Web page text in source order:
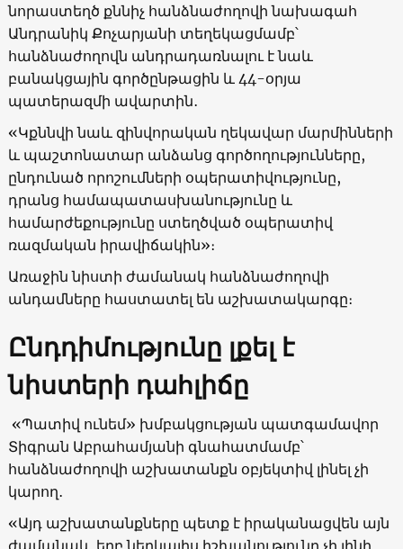
նորաստեղծ քննիչ հանձնաժողովի նախագահ
Անդրանիկ Քոչարյանի տեղեկացմամբ՝
հանձնաժողովն անդրադառնալու է նաև
բանակցային գործընթացին և 44-օրյա
պատերազմի ավարտին․
«Կքննվի նաև զինվորական ղեկավար մարմինների
և պաշտոնատար անձանց գործողությունները,
ընդունած որոշումների օպերատիվությունը,
դրանց համապատասխանությունը և
համարժեքությունը ստեղծված օպերատիվ
ռազմական իրավիճակին»։
Առաջին նիստի ժամանակ հանձնաժողովի
անդամները հաստատել են աշխատակարգը։
Ընդդիմությունը լքել է
նիստերի դահլիճը
«Պատիվ ունեմ» խմբակցության պատգամավոր
Տիգրան Աբրահամյանի գնահատմամբ՝
հանձնաժողովի աշխատանքն օբյեկտիվ լինել չի
կարող․
«Այդ աշխատանքները պետք է իրականացվեն այն
ժամանակ, երբ ներկայիս իշխանությունը չի լինի